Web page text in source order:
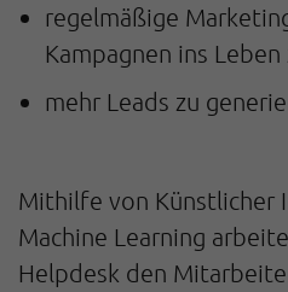
regelmäßige
Kampagnen ins Leben
mehr Leads zu
Mithilfe von Künstlicher
Machine Learning
Helpdesk den